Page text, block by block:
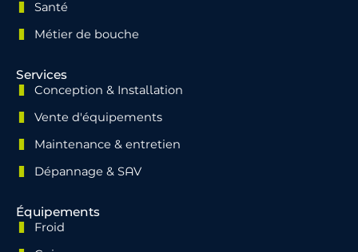
Santé
Métier de bouche
Services
Conception & Installation
Vente d'équipements
Maintenance & entretien
Dépannage & SAV
Équipements
Froid